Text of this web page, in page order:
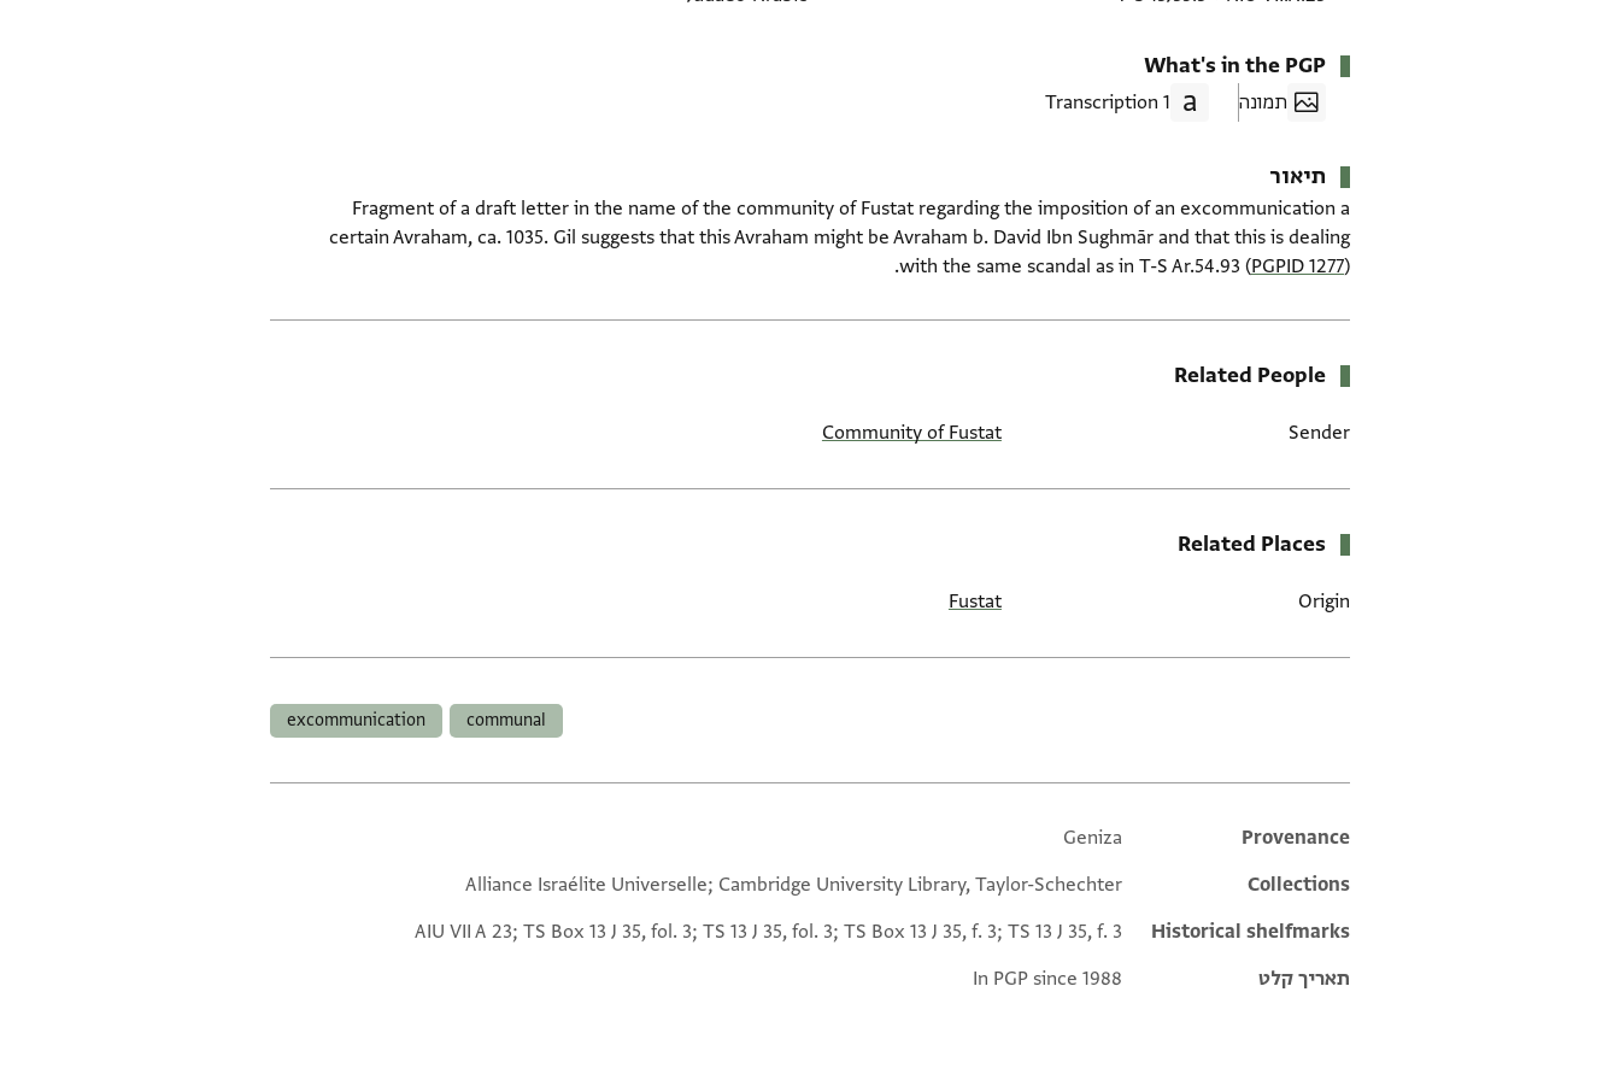
What's in the PGP
תמונה 1 Transcription
תיאור
Fragment of a draft letter in the name of the community of Fustat regarding the imposition of an excommunication a
certain Avraham, ca. 1035. Gil suggests that this Avraham might be Avraham b. David Ibn Sughmār and that this is dealing
with the same scandal as in T-S Ar.54.93 (PGPID 1277).
Related People
Sender
Community of Fustat
Related Places
Origin
Fustat
communal
excommunication
Additional metadata
Provenance
Geniza
Collections
Alliance Israélite Universelle; Cambridge University Library, Taylor-Schechter
Historical shelfmarks
AIU VII A 23; TS Box 13 J 35, fol. 3; TS 13 J 35, fol. 3; TS Box 13 J 35, f. 3; TS 13 J 35, f. 3
תאריך קלט
In PGP since 1988